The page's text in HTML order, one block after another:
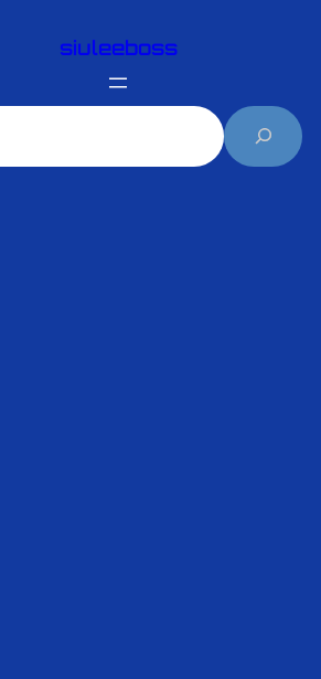
siuleeboss